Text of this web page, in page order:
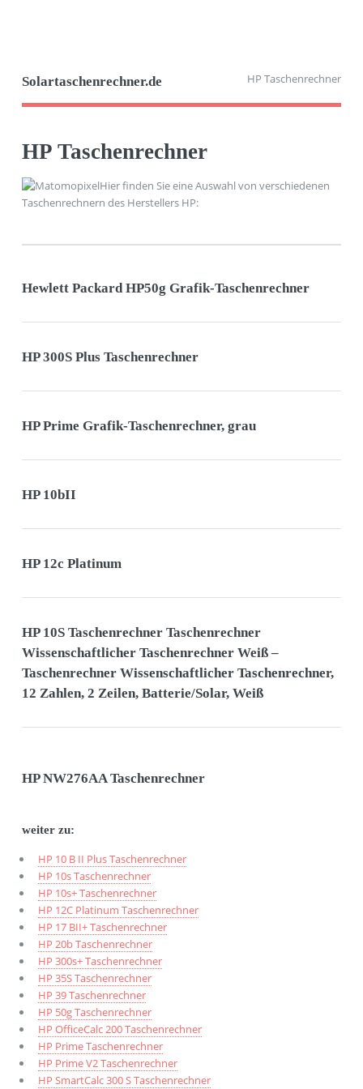
Solartaschenrechner.de HP Taschenrechner
HP Taschenrechner
Hier finden Sie eine Auswahl von verschiedenen
Taschenrechnern des Herstellers HP:
Hewlett Packard HP50g Grafik-Taschenrechner
HP 300S Plus Taschenrechner
HP Prime Grafik-Taschenrechner, grau
HP 10bII
HP 12c Platinum
HP 10S Taschenrechner Taschenrechner
Wissenschaftlicher Taschenrechner Weiß –
Taschenrechner Wissenschaftlicher Taschenrechner,
12 Zahlen, 2 Zeilen, Batterie/Solar, Weiß
HP NW276AA Taschenrechner
weiter zu:
HP 10 B II Plus Taschenrechner
HP 10s Taschenrechner
HP 10s+ Taschenrechner
HP 12C Platinum Taschenrechner
HP 17 BII+ Taschenrechner
HP 20b Taschenrechner
HP 300s+ Taschenrechner
HP 35S Taschenrechner
HP 39 Taschenrechner
HP 50g Taschenrechner
HP OfficeCalc 200 Taschenrechner
HP Prime Taschenrechner
HP Prime V2 Taschenrechner
HP SmartCalc 300 S Taschenrechner